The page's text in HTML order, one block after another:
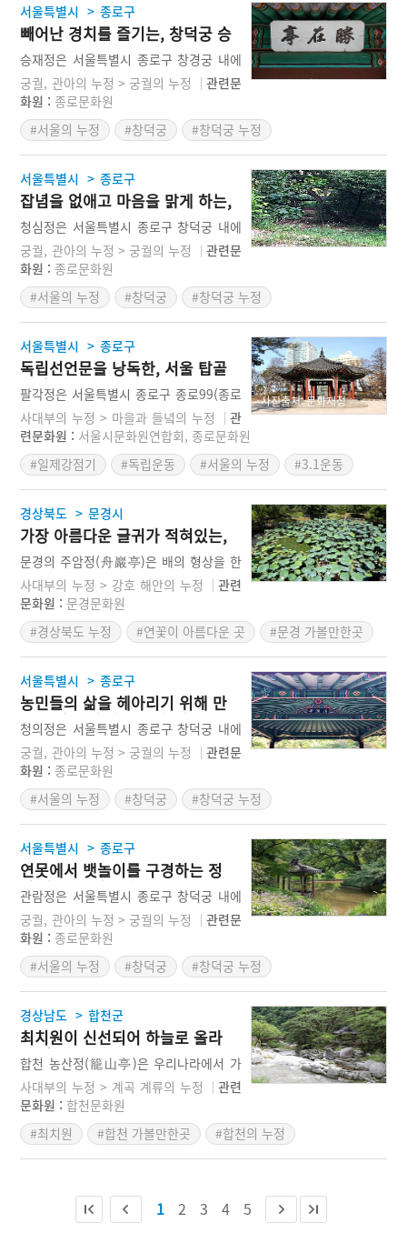
서울특별시 > 종로구
빼어난 경치를 즐기는, 창덕궁 승
재정
승재정은 서울특별시 종로구 창경궁 내에
있는 정자이다. 조선 순종 때 연못을 새로
파고 관람정을 지을 때 함께 지어진 것으
로 보인다. ‘승재(勝在)’의 ‘승’자는 아름답
고 빼어난 경치나 고적을 가리킨다. 따라
서 승재정은 빼어난 경치가 있는 정자라는
의미이다.
궁궐, 관아의 누정 > 궁궐의 누정
관련문
화원 :종로문화원
#서울의 누정
#창덕궁 #창덕궁 누정
서울특별시 > 종로구
잡념을 없애고 마음을 맑게 하는,
창덕궁 청심정
청심정은 서울특별시 종로구 창덕궁 내에
있는 조선시대의 정자이다. 이곳은 원래
천수정(淺愁亭)의 옛터로, 1688년(숙종 1
4)에 세우고 청심정으로 이름을 고쳤다.
청심(淸心)’이란 잡념을 없애 마음을 깨끗
이 한다는 의미이다. 정자 남쪽 뜰에 빙옥
지(氷玉池)라는 이름의 연못이 있고, 연못
가에 돌 거북 한 마리가 있는데, 거북 등에
빙옥지(氷玉池)라고 각자되어 있다. 빙옥
은 얼음과 옥을 아우르는 말이자 티끌 하
나 찾을 수 없을 정도로 맑고 깨끗함을 이
르는 말로, 정자의 이름과도 의미가 잘 통
한다.
궁궐, 관아의 누정 > 궁궐의 누정
관련문
화원 :종로문화원
#서울의 누정
#창덕궁 #창덕궁 누정
사진출처: 문화재청
서울특별시 > 종로구
독립선언문을 낭독한, 서울 탑골
공원 팔각정
팔각정은 서울특별시 종로구 종로99(종로
2가) 탑골공원 내에 있는 조선 말기의 정
자이다. 서울특별시유형문화재 제73호이
다. 팔각정의 건립 시기는 기록이 없어 정
확하게 알지 못하나, 탑골공원이 조성된
(沈宜碩:1854~1924)이 건축하였다. 일
제시대 때 팔각정에서 3·1운동의 민족대
표가 독립선언서를 낭독하고 시민들이 만
세 운동에 참여하였던 곳으로 역사적 의미
가 깊은 곳이다.
사대부의 누정 > 마을과 들녘의 누정
관
련문화원 : 서울시문화원연합회, 종로문화원
#일제강점기
#독립운동 #서울의 누정 #3.1운동
경상북도 > 문경시
가장 아름다운 글귀가 적혀있는,
문경 주암정
문경의 주암정(舟巖亭)은 배의 형상을 한
바위 위에 지어진 정자이다. 주암정은 문
화재로 지정된 오래된 건물도 아니고, 정
자의 주인도 널리 알려진 인물이 아니다.
하지만 주암정은 우리나라 누정을 말할 때
빼놓을 수 없는 건축물이다. 군자의 꽃이
라는 연꽃. 그 연꽃이 만개한 연못에 우뚝
하게 한 척의 배가 정박해있는 모습은 천
상의 세계를 보는 것 같다. 주암정에 올라
서면 마치 극락이나 천국에서 배를 타고
아름다운 연꽃 밭을 유람하고 있는 것 같
다. 거기에 어느 누정 보다 아름다운 글귀
가 눈길을 끈다.
사대부의 누정 > 강호 해안의 누정
관련
문화원 :문경문화원
#경상북도 누정
#연꽃이 아름다운 곳 #문경 가볼만한곳
서울특별시 > 종로구
농민들의 삶을 헤아리기 위해 만
든 초가 정자, 창덕궁 청의정
청의정은 서울특별시 종로구 창덕궁 내에
있는 조선시대의 정자이다. 1636년(인조
14)에 건립되었다. 초가지붕의 정자이다.
일종의 농민의 휴식처인 모정과도 같다.
이러한 모정을 창덕궁 후원 깊숙한 곳에
만든 것은 군주가 농민의 정서를 체험하
고, 그해 농사가 풍년인가 흉년인가를 가
늠하려는 마음의 자세가 반영된 것이다.
궁궐, 관아의 누정 > 궁궐의 누정
관련문
화원 :종로문화원
#서울의 누정
#창덕궁 #창덕궁 누정
서울특별시 > 종로구
연못에서 뱃놀이를 구경하는 정
자, 창덕궁 관람정
관람정은 서울특별시 종로구 창덕궁 내에
있는 정자이다. 나뭇잎 모양의 초록색 현
판이 있는 부채꼴 정자이다. 기단과 마루
는 물론 지붕까지 모두 부채꼴 형태로, 창
덕궁 내 다른 정자들이 대부분 사각 혹은
육각인 점과 비교할 때 매우 특이한 구조
를 하고 있다. 정자명의 ‘관람(觀纜)’의
‘람’은 닻줄을 가리키며, 여기서는 뱃놀이
를 의미한다. 따라서 관람정은 뱃놀이를
구경하는 정자라는 의미이다. 아마도 이곳
에 배를 띄우고 노닐면서 경치를 즐겼던
것으로 보인다. 1908년을 전후하여 조성
된 것으로 보인다.
궁궐, 관아의 누정 > 궁궐의 누정
관련문
화원 :종로문화원
#서울의 누정
#창덕궁
#창덕궁 누정
#서울 가볼만한곳
경상남도 > 합천군
최치원이 신선되어 하늘로 올라
간, 합천 농산정
합천 농산정(籠山亭)은 우리나라에서 가
장 아름다운 4대 계곡인 가야산 홍류동 계
곡 입구에 있다. 해인사가 있는 곳이다. 농
산정의 주인은 최치원이다. 그의 호 고운
(孤雲)에서 보듯이 구름 같은 삶을 살았던
그였다. 신라의 골품제 굴레에 갇혀 자신
며 마지막으로 머물렀던 곳이 바로 농산정
이다. 이곳에서 세속의 티끌 다 털어내고
홀연히 신선이 되어 하늘로 올라갔다는 전
사대부의 누정 > 계곡 계류의 누정
관련
문화원 : 합천문화원
#최치원
#합천 가볼만한곳
#합천의 누정
#경상남도 누정
1 2 3 4 5